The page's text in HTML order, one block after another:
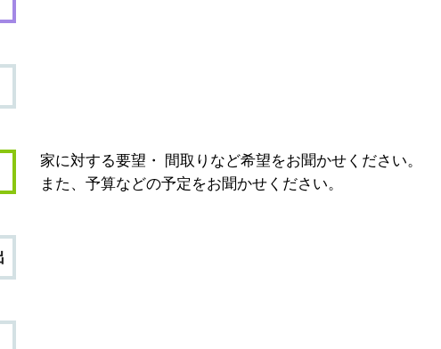
家に対する要望・ 間取りなど希望をお聞かせください。
また、予算などの予定をお聞かせください。